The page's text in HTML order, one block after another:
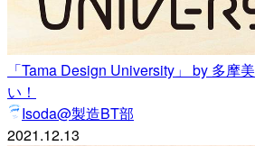
「Tama Design University」 by 多摩
い！
Isoda@製造BT部
2021.12.13